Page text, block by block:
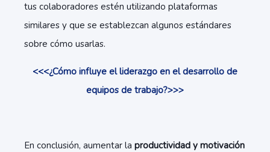
tus colaboradores estén utilizando plataformas
similares y que se establezcan algunos estándares
sobre cómo usarlas.
<<<¿Cómo influye el liderazgo en el desarrollo de
equipos de trabajo?>>>
En conclusión, aumentar la productividad y motivación